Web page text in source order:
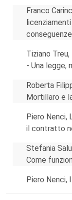
Franco
conseguenze
Tiziano
- Una legge,
Roberta
Mortillaro e
Piero Nenci,
il contratto
Stefania
Come
Piero Nenci,